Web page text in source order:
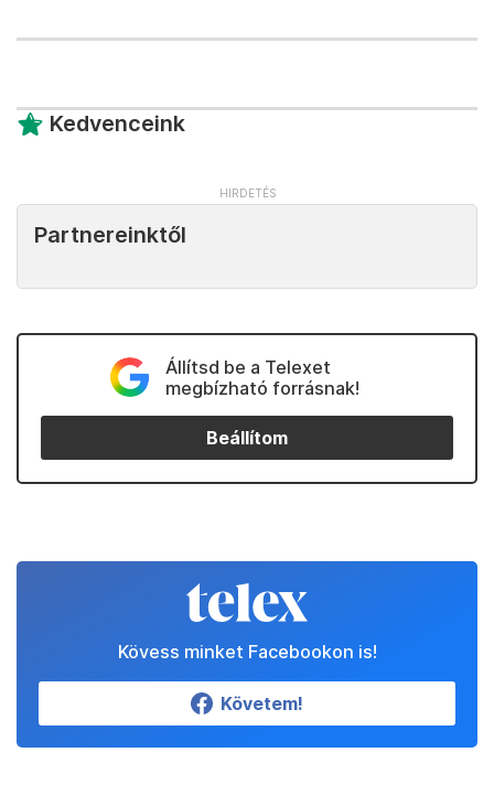
Kedvenceink
Partnereinktől
Állítsd be a Telexet
megbízható forrásnak!
Beállítom
Kövess minket Facebookon is!
Követem!